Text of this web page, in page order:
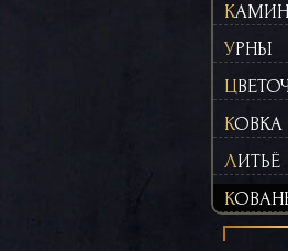
УРНЫ
ЛИТЬЁ